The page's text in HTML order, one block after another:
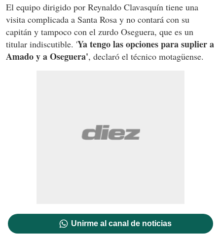
El equipo dirigido por Reynaldo Clavasquín tiene una
visita complicada a Santa Rosa y no contará con su
capitán y tampoco con el zurdo Oseguera, que es un
titular indiscutible. 'Ya tengo las opciones para suplier a
Amado y a Oseguera', declaró el técnico motagüense.
Unirme al canal de noticias